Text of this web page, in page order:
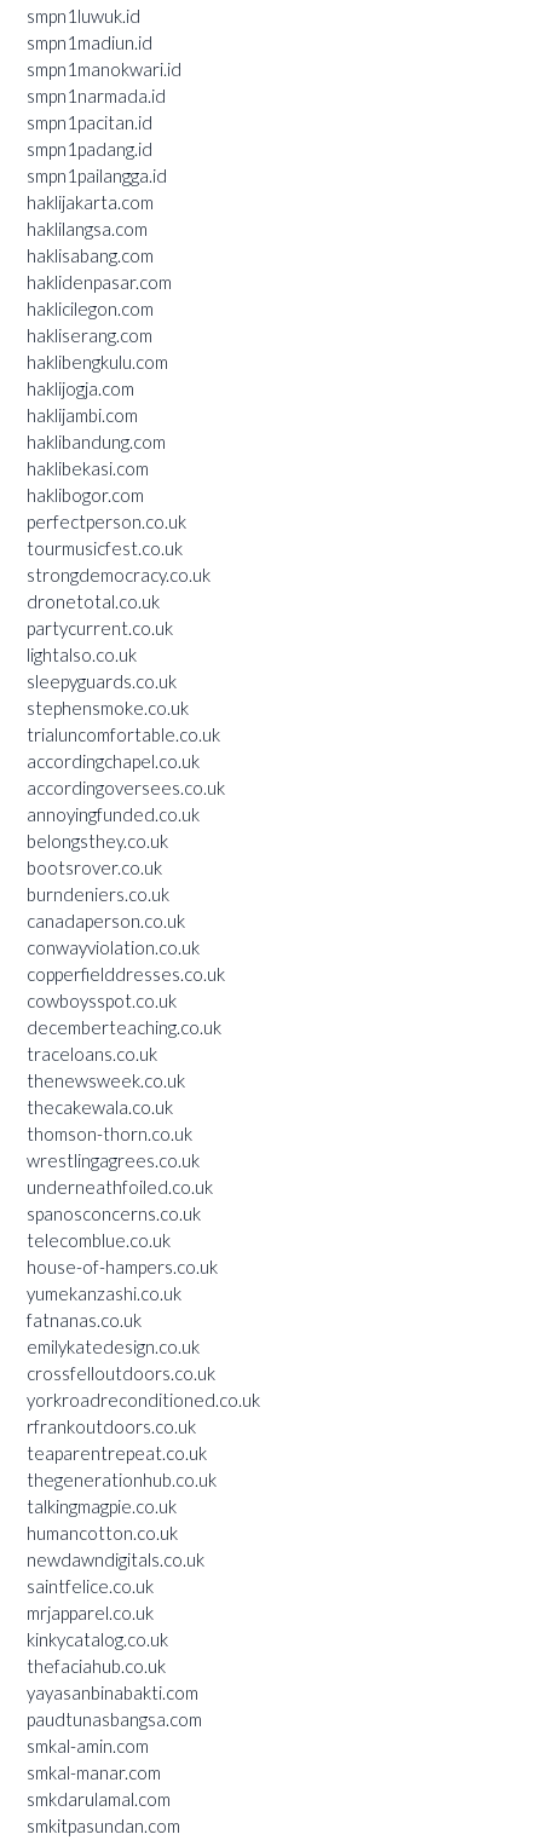
smpn1luwuk.id
smpn1madiun.id
smpn1manokwari.id
smpn1narmada.id
smpn1pacitan.id
smpn1padang.id
smpn1pailangga.id
haklijakarta.com
haklilangsa.com
haklisabang.com
haklidenpasar.com
haklicilegon.com
hakliserang.com
haklibengkulu.com
haklijogja.com
haklijambi.com
haklibandung.com
haklibekasi.com
haklibogor.com
perfectperson.co.uk
tourmusicfest.co.uk
strongdemocracy.co.uk
dronetotal.co.uk
partycurrent.co.uk
lightalso.co.uk
sleepyguards.co.uk
stephensmoke.co.uk
trialuncomfortable.co.uk
accordingchapel.co.uk
accordingoversees.co.uk
annoyingfunded.co.uk
belongsthey.co.uk
bootsrover.co.uk
burndeniers.co.uk
canadaperson.co.uk
conwayviolation.co.uk
copperfielddresses.co.uk
cowboysspot.co.uk
decemberteaching.co.uk
traceloans.co.uk
thenewsweek.co.uk
thecakewala.co.uk
thomson-thorn.co.uk
wrestlingagrees.co.uk
underneathfoiled.co.uk
spanosconcerns.co.uk
telecomblue.co.uk
house-of-hampers.co.uk
yumekanzashi.co.uk
fatnanas.co.uk
emilykatedesign.co.uk
crossfelloutdoors.co.uk
yorkroadreconditioned.co.uk
rfrankoutdoors.co.uk
teaparentrepeat.co.uk
thegenerationhub.co.uk
talkingmagpie.co.uk
humancotton.co.uk
newdawndigitals.co.uk
saintfelice.co.uk
mrjapparel.co.uk
kinkycatalog.co.uk
thefaciahub.co.uk
yayasanbinabakti.com
paudtunasbangsa.com
smkal-amin.com
smkal-manar.com
smkdarulamal.com
smkitpasundan.com